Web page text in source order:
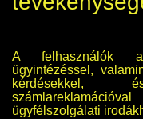
A felhasználók a
ügyintézéssel,
kérdésekkel,
ügyfélszolgálati